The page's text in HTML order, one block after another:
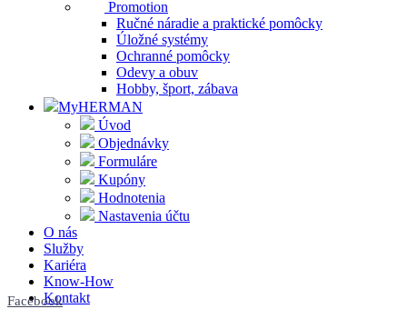
Promotion
Ručné náradie a praktické pomôcky
Úložné systémy
Ochranné pomôcky
Odevy a obuv
Hobby, šport, zábava
MyHERMAN
Úvod
Objednávky
Formuláre
Kupóny
Hodnotenia
Nastavenia účtu
O nás
Služby
Kariéra
Know-How
Kontakt
Facebook